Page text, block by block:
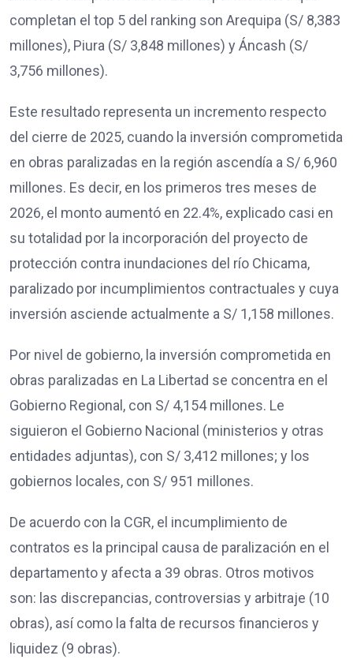
completan el top 5 del ranking son Arequipa (S/ 8,383
millones), Piura (S/ 3,848 millones) y Áncash (S/
3,756 millones).
Este resultado representa un incremento respecto
del cierre de 2025, cuando la inversión comprometida
en obras paralizadas en la región ascendía a S/ 6,960
millones. Es decir, en los primeros tres meses de
2026, el monto aumentó en 22.4%, explicado casi en
su totalidad por la incorporación del proyecto de
protección contra inundaciones del río Chicama,
paralizado por incumplimientos contractuales y cuya
inversión asciende actualmente a S/ 1,158 millones.
Por nivel de gobierno, la inversión comprometida en
obras paralizadas en La Libertad se concentra en el
Gobierno Regional, con S/ 4,154 millones. Le
siguieron el Gobierno Nacional (ministerios y otras
entidades adjuntas), con S/ 3,412 millones; y los
gobiernos locales, con S/ 951 millones.
De acuerdo con la CGR, el incumplimiento de
contratos es la principal causa de paralización en el
departamento y afecta a 39 obras. Otros motivos
son: las discrepancias, controversias y arbitraje (10
obras), así como la falta de recursos financieros y
liquidez (9 obras).